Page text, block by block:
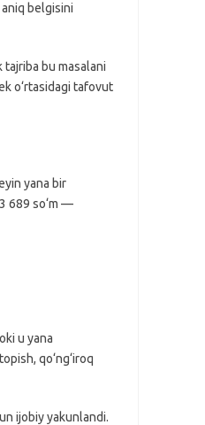
belgisini
bu masalani
o‘rtasidagi tafovut
yana bir
689 so‘m —
u yana
qo‘ng‘iroq
ijobiy yakunlandi.